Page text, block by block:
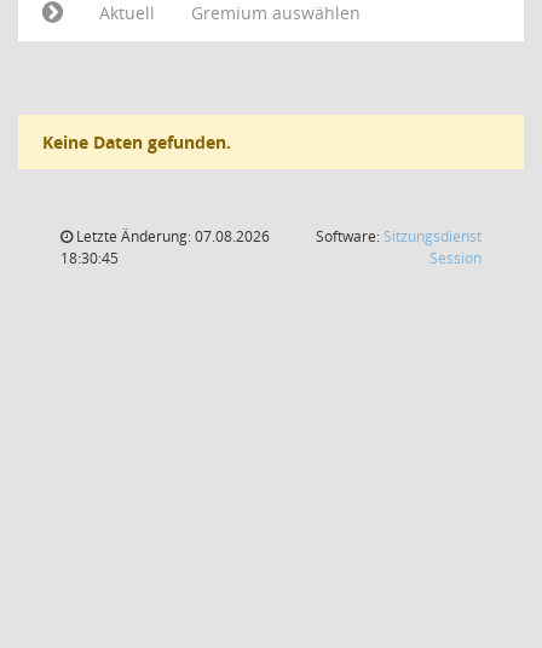
Aktuell
Gremium auswählen
Keine Daten gefunden.
Letzte Änderung: 07.08.2026
18:30:45
Software: Sitzungsdienst
Session(Wird in